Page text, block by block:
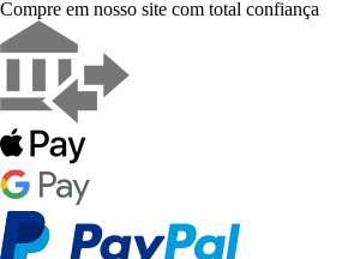
Compre em nosso site com total confiança